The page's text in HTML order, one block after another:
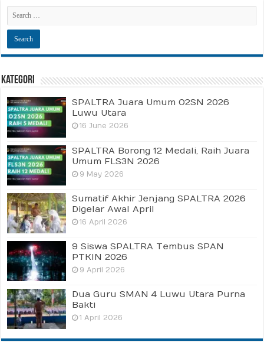
Kategori
SPALTRA Juara Umum O2SN 2026
Luwu Utara
16 June 2026
SPALTRA Borong 12 Medali, Raih Juara
Umum FLS3N 2026
9 May 2026
Sumatif Akhir Jenjang SPALTRA 2026
Digelar Awal April
16 April 2026
9 Siswa SPALTRA Tembus SPAN
PTKIN 2026
9 April 2026
Dua Guru SMAN 4 Luwu Utara Purna
Bakti
1 April 2026